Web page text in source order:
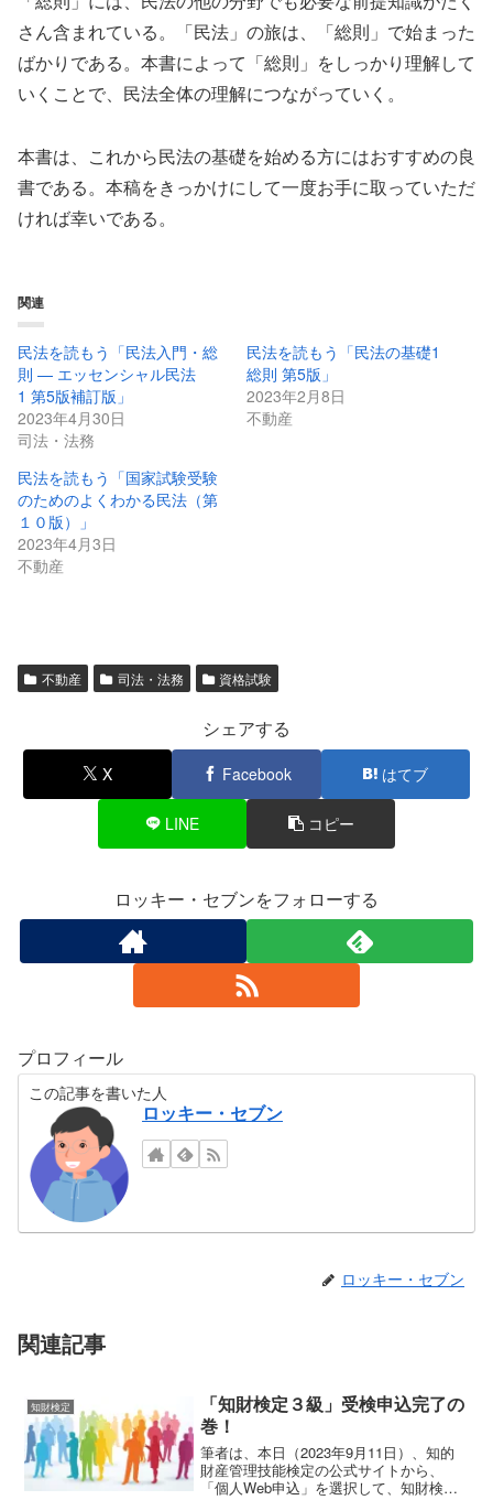
さん含まれている。「民法」の旅は、「総則」で始まった
ばかりである。本書によって「総則」をしっかり理解して
いくことで、民法全体の理解につながっていく。
本書は、これから民法の基礎を始める方にはおすすめの良
書である。本稿をきっかけにして一度お手に取っていただ
ければ幸いである。
関連
民法を読もう「民法入門・総
則 — エッセンシャル民法
1 第5版補訂版」
2023年4月30日
司法・法務
民法を読もう「民法の基礎1
総則 第5版」
2023年2月8日
不動産
民法を読もう「国家試験受験
のためのよくわかる民法（第
１０版）」
2023年4月3日
不動産
不動産 司法・法務 資格試験
シェアする
X Facebook はてブ
LINE コピー
ロッキー・セブンをフォローする
プロフィール
この記事を書いた人
ロッキー・セブン
ロッキー・セブン
関連記事
知財検定
「知財検定３級」受検申込完了の
巻！
筆者は、本日（2023年9月11日）、知的
財産管理技能検定の公式サイトから、
「個人Web申込」を選択して、知財検定3